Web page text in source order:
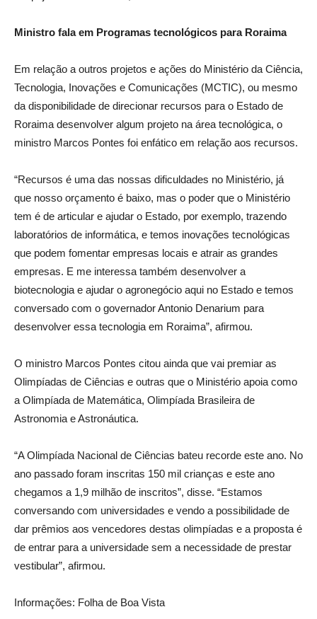
Ministro fala em Programas tecnológicos para Roraima
Em relação a outros projetos e ações do Ministério da Ciência,
Tecnologia, Inovações e Comunicações (MCTIC), ou mesmo
da disponibilidade de direcionar recursos para o Estado de
Roraima desenvolver algum projeto na área tecnológica, o
ministro Marcos Pontes foi enfático em relação aos recursos.
“Recursos é uma das nossas dificuldades no Ministério, já
que nosso orçamento é baixo, mas o poder que o Ministério
tem é de articular e ajudar o Estado, por exemplo, trazendo
laboratórios de informática, e temos inovações tecnológicas
que podem fomentar empresas locais e atrair as grandes
empresas. E me interessa também desenvolver a
biotecnologia e ajudar o agronegócio aqui no Estado e temos
conversado com o governador Antonio Denarium para
desenvolver essa tecnologia em Roraima”, afirmou.
O ministro Marcos Pontes citou ainda que vai premiar as
Olimpíadas de Ciências e outras que o Ministério apoia como
a Olimpíada de Matemática, Olimpíada Brasileira de
Astronomia e Astronáutica.
“A Olimpíada Nacional de Ciências bateu recorde este ano. No
ano passado foram inscritas 150 mil crianças e este ano
chegamos a 1,9 milhão de inscritos”, disse. “Estamos
conversando com universidades e vendo a possibilidade de
dar prêmios aos vencedores destas olimpíadas e a proposta é
de entrar para a universidade sem a necessidade de prestar
vestibular”, afirmou.
Informações: Folha de Boa Vista